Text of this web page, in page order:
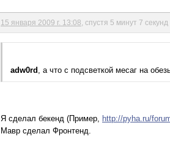
15 января 2009 г. 13:08 , спустя 5 минут 7 секунд
adw0rd , а что с подсветкой месаг на
Я сделал бекенд (Пример, http://pyha.ru/
Мавр сделал Фронтенд.